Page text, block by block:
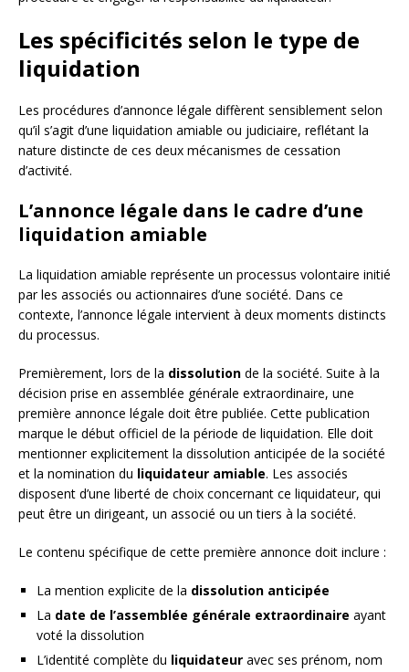
Les spécificités selon le type de
liquidation
Les procédures d’annonce légale diffèrent sensiblement selon
qu’il s’agit d’une liquidation amiable ou judiciaire, reflétant la
nature distincte de ces deux mécanismes de cessation
d’activité.
L’annonce légale dans le cadre d’une
liquidation amiable
La liquidation amiable représente un processus volontaire initié
par les associés ou actionnaires d’une société. Dans ce
contexte, l’annonce légale intervient à deux moments distincts
du processus.
Premièrement, lors de la dissolution de la société. Suite à la
décision prise en assemblée générale extraordinaire, une
première annonce légale doit être publiée. Cette publication
marque le début officiel de la période de liquidation. Elle doit
mentionner explicitement la dissolution anticipée de la société
et la nomination du liquidateur amiable. Les associés
disposent d’une liberté de choix concernant ce liquidateur, qui
peut être un dirigeant, un associé ou un tiers à la société.
Le contenu spécifique de cette première annonce doit inclure :
La mention explicite de la dissolution anticipée
La date de l’assemblée générale extraordinaire ayant
voté la dissolution
L’identité complète du liquidateur avec ses prénom, nom